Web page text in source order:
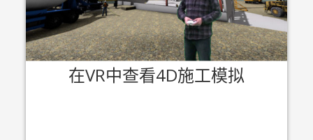
在VR中查看4D施工模拟